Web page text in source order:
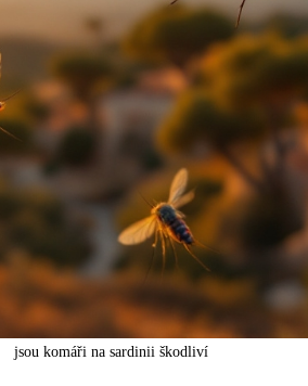
jsou komáři na sardinii škodliví